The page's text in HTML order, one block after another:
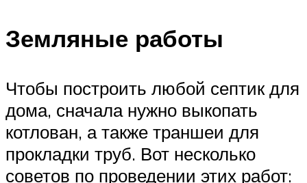
Земляные работы
Чтобы построить любой септик для
дома, сначала нужно выкопать
котлован, а также траншеи для
прокладки труб. Вот несколько
советов по проведении этих работ: